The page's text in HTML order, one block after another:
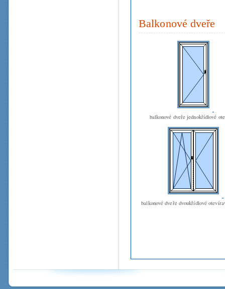
Balkonové dveře
balkonové dveře jednokřídlové
balkonové dveře dvoukřídlové